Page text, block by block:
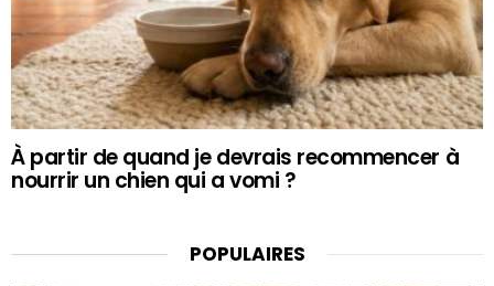
À partir de quand je devrais recommencer à
nourrir un chien qui a vomi ?
POPULAIRES